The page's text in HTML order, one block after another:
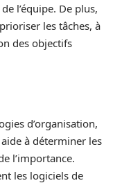
l’équipe. De plus,
les tâches, à
des objectifs
d’organisation,
à déterminer les
l’importance.
les logiciels de